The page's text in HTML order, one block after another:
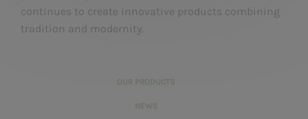
continues to create innovative products combining
tradition and modernity.
OUR PRODUCTS
NEWS